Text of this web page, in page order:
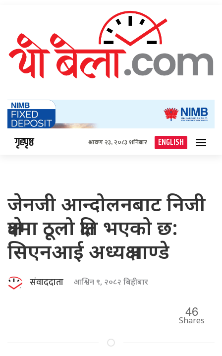
गृहपृष्ठ श्रावण २३, २०८३ शनिबार ENGLISH
जेनजी आन्दोलनबाट निजी
क्षेत्रमा ठूलो क्षति भएको छ:
सिएनआई अध्यक्ष पाण्डे
संवाददाता आश्विन ९, २०८२ बिहीबार
46
Shares